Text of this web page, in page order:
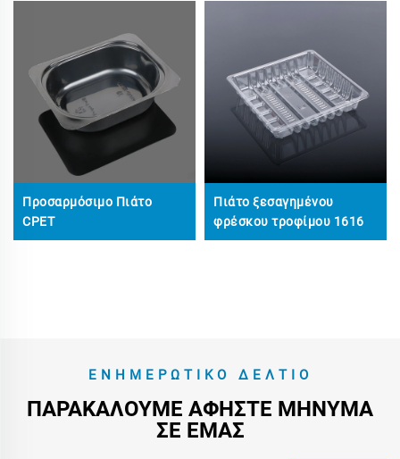
Προσαρμόσιμο Πιάτο
CPET
Πιάτο ξεσαγημένου
φρέσκου τροφίμου 1616
ΕΝΗΜΕΡΩΤΙΚΌ ΔΕΛΤΊΟ
ΠΑΡΑΚΑΛΟΎΜΕ ΑΦΉΣΤΕ ΜΉΝΥΜΑ
ΣΕ ΕΜΆΣ